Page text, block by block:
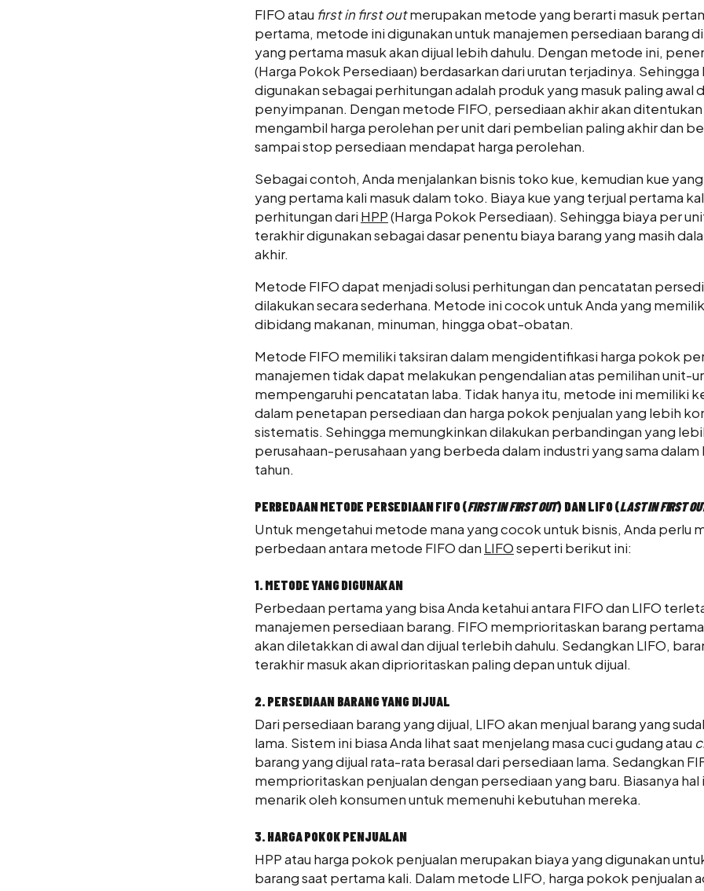
FIFO atau first in first outmerupakan metode yang berarti masuk
pertama, metode ini digunakan untuk manajemen persediaan barang
yang pertama masuk akan dijual lebih dahulu. Dengan metode ini,
(Harga Pokok Persediaan) berdasarkan dari urutan terjadinya. Sehingga
digunakan sebagai perhitungan adalah produk yang masuk paling awal
penyimpanan. Dengan metode FIFO, persediaan akhir akan
mengambil harga perolehan per unit dari pembelian paling akhir dan
sampai stop persediaan mendapat harga perolehan.
Sebagai contoh, Anda menjalankan bisnis toko kue, kemudian kue
yang pertama kali masuk dalam toko. Biaya kue yang terjual pertama
perhitungan dari HPP(Harga Pokok Persediaan). Sehingga biaya per
terakhir digunakan sebagai dasar penentu biaya barang yang masih
akhir.
Metode FIFO dapat menjadi solusi perhitungan dan pencatatan
dilakukan secara sederhana. Metode ini cocok untuk Anda yang
dibidang makanan, minuman, hingga obat-obatan.
Metode FIFO memiliki taksiran dalam mengidentifikasi harga pokok
manajemen tidak dapat melakukan pengendalian atas pemilihan unit-
mempengaruhi pencatatan laba. Tidak hanya itu, metode ini memiliki
dalam penetapan persediaan dan harga pokok penjualan yang lebih
sistematis. Sehingga memungkinkan dilakukan perbandingan yang
perusahaan-perusahaan yang berbeda dalam industri yang sama
tahun.
PERBEDAAN METODE PERSEDIAAN FIFO (FIRST IN FIRST OUT) DAN LIFO (LAST IN FIRST
Untuk mengetahui metode mana yang cocok untuk bisnis, Anda perlu
perbedaan antara metode FIFO dan LIFOseperti berikut ini:
1. METODE YANG DIGUNAKAN
Perbedaan pertama yang bisa Anda ketahui antara FIFO dan LIFO
manajemen persediaan barang. FIFO memprioritaskan barang
akan diletakkan di awal dan dijual terlebih dahulu. Sedangkan LIFO,
terakhir masuk akan diprioritaskan paling depan untuk dijual.
2. PERSEDIAAN BARANG YANG DIJUAL
Dari persediaan barang yang dijual, LIFO akan menjual barang yang
lama. Sistem ini biasa Anda lihat saat menjelang masa cuci gudang atau
barang yang dijual rata-rata berasal dari persediaan lama. Sedangkan
memprioritaskan penjualan dengan persediaan yang baru. Biasanya
menarik oleh konsumen untuk memenuhi kebutuhan mereka.
3. HARGA POKOK PENJUALAN
HPP atau harga pokok penjualan merupakan biaya yang digunakan
barang saat pertama kali. Dalam metode LIFO, harga pokok penjualan